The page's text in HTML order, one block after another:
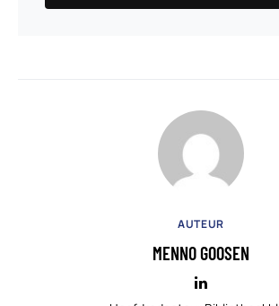
AUTEUR
MENNO GOOSEN